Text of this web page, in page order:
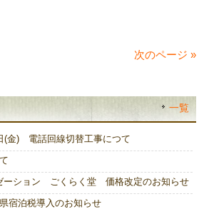
次のページ »
一覧
(金) 電話回線切替工事につて
ーション ごくらく堂 価格改定のお知らせ
宿泊税導入のお知らせ